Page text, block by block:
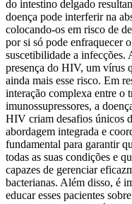
do intestino delgado
doença pode interferir na
colocando-os em risco de
por si só pode enfraquecer
suscetibilidade a infecções.
presença do HIV, um vírus
ainda mais esse risco. Em
interação complexa entre o
imunossupressores, a
HIV criam desafios únicos
abordagem integrada e
fundamental para garantir
todas as suas condições e
capazes de gerenciar
bacterianas. Além disso, é
educar esses pacientes